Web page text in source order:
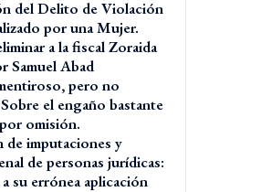
del Delito de Violación
por una Mujer.
a la fiscal Zoraida
Samuel Abad
pero no
el engaño bastante
omisión.
de imputaciones y
de personas jurídicas:
su errónea aplicación